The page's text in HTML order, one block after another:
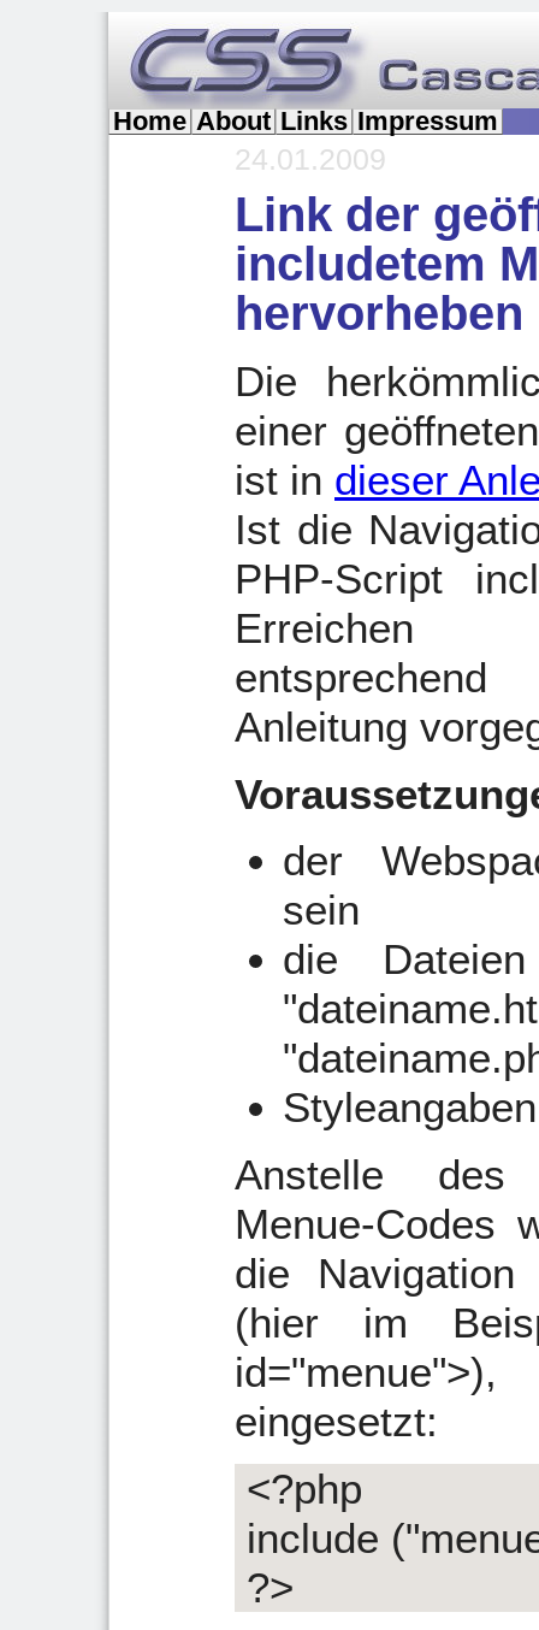
Home About Links Impressum
24.01.2009
Link der
includetem
hervorheben
Die
einer
ist in dieser
Ist die
PHP-Script
Erreichen
Anleitung
der
sein
die
Anstelle des
Menue-Codes
die
(hier im
eingesetzt:
<?php
include
?>